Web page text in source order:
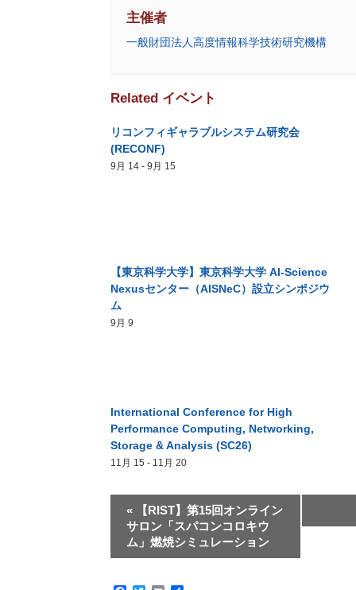
主催者
一般財団法人高度情報科学技術研究機構
Related イベント
リコンフィギャラブルシステム研究会
(RECONF)
9月 14- 9月 15
【東京科学大学】東京科学大学 AI-Science
Nexusセンター（AISNeC）設立シンポジウ
ム
9月 9
International Conference for High
Performance Computing, Networking,
Storage & Analysis (SC26)
11月 15 - 11月 20
«【RIST】第15回オンライン
サロン「スパコンコロキウ
ム」燃焼シミュレーション